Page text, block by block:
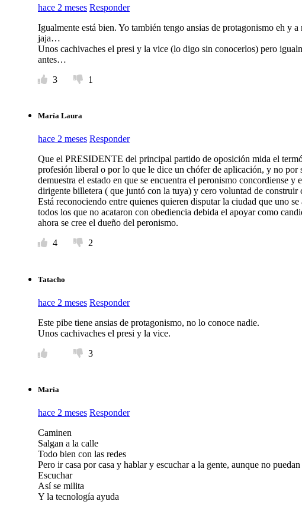
hace 2 meses Responder
Igualmente está bien. Yo también tengo ansias de protagonismo eh y
jaja…
Unos cachivaches el presi y la vice (lo digo sin conocerlos) pero
antes…
3
1
María Laura
hace 2 meses Responder
Que el PRESIDENTE del principal partido de oposición mida el
profesión liberal o por lo que le dice un chófer de aplicación, y no
demuestra el estado en que se encuentra el peronismo concordiense
dirigente billetera ( que juntó con la tuya) y cero voluntad de
Está reconociendo entre quienes quieren disputar la ciudad que uno
todos los que no acataron con obediencia debida el apoyar como
ahora se cree el dueño del peronismo.
4
2
Tatacho
hace 2 meses Responder
Este pibe tiene ansias de protagonismo, no lo conoce nadie.
Unos cachivaches el presi y la vice.
3
María
hace 2 meses Responder
Caminen
Salgan a la calle
Todo bien con las redes
Pero ir casa por casa y hablar y escuchar a la gente, aunque no puedan
Escuchar
Así se milita
Y la tecnología ayuda